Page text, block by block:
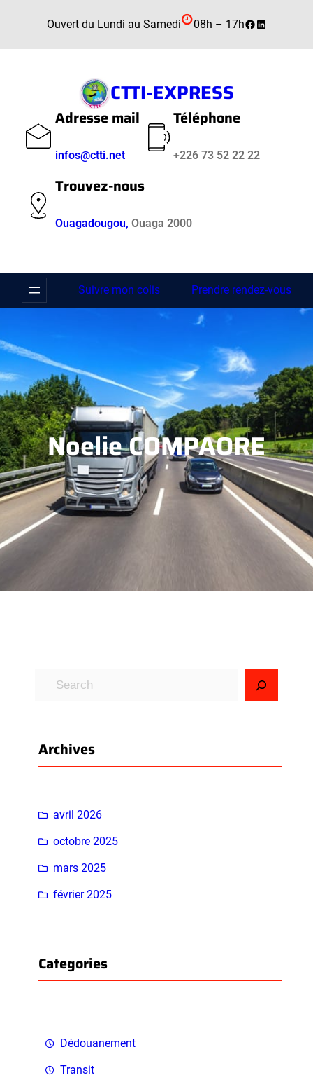
contenu
Ouvert du Lundi au Samedi 08h – 17hFacebook
LinkedIn
CTTI-EXPRESS
Adresse mail
infos@ctti.net
Téléphone
+226 73 52 22 22
Trouvez-nous
Ouagadougou, Ouaga 2000
Suivre mon colis Prendre rendez-vous
Noelie COMPAORE
e
h
Archives
avril 2026
octobre 2025
mars 2025
février 2025
Categories
Dédouanement
Transit